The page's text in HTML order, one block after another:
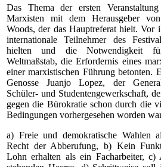
Das Thema der ersten
Marxisten mit dem Herausgeber
Woods, der das Hauptreferat hielt. Vor
internationale Teilnehmer des
hielten und die Notwendigkeit
Weltmaßstab, die Erfordernis eines
einer marxistischen Führung betonten.
Genosse Juanjo Lopez, der
Schüler- und Studentengewerkschaft,
gegen die Bürokratie schon durch die
Bedingungen vorhergesehen worden
a) Freie und demokratische Wahlen
Recht der Abberufung, b) Kein
Lohn erhalten als ein Facharbeiter, c)